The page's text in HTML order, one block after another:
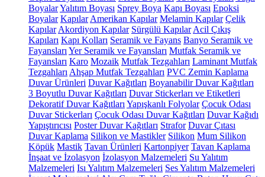
BoyalarYalıtım Boyası Sprey Boya Kapı Boyası Epoksi
Boyalar Kapılar Amerikan Kapılar Melamin Kapılar Çelik
Kapılar Akordiyon Kapılar Sürgülü Kapılar Acil Çıkış
Kapıları Kapı Kolları Seramik ve Fayans Banyo Seramik ve
Fayansları Yer Seramik ve Fayansları Mutfak Seramik ve
Fayansları Karo Mozaik Mutfak Tezgahları Laminant Mutfak
Tezgahları Ahşap Mutfak Tezgahları PVC Zemin Kaplama
Duvar Ürünleri Duvar Kağıtları Boyanabilir Duvar Kağıtları
3 Boyutlu Duvar Kağıtları Duvar Stickerları ve Etiketleri
Dekoratif Duvar Kağıtları Yapışkanlı Folyolar Çocuk Odası
Duvar Stickerları Çocuk Odası Duvar Kağıtları Duvar Kağıdı
Yapıştırıcısı Poster Duvar Kağıtları Strafor Duvar Çıtası
Duvar Kaplama Silikon ve Mastikler Silikon Mum Silikon
Köpük Mastik Tavan Ürünleri Kartonpiyer Tavan Kaplama
İnşaat ve İzolasyon İzolasyon Malzemeleri Su Yalıtım
Malzemeleri Isı Yalıtım Malzemeleri Ses Yalıtım Malzemeleri